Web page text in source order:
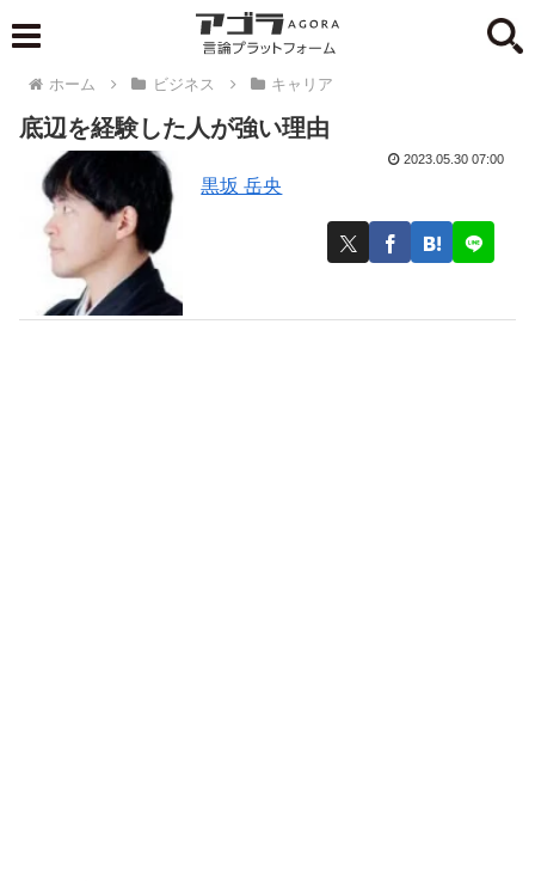
ホーム ビジネス キャリア
底辺を経験した人が強い理由
黒坂 岳央
2023.05.30 07:00